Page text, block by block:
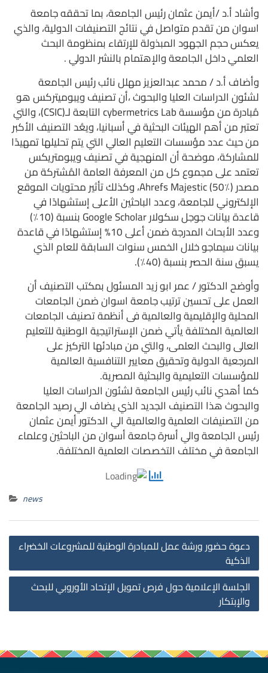
وأشاد أ.د /أيمن عثمان رئيس الجامعة، بما تحققه جامعة
اسوان من تقدم متواصل في نتائج التصنيفات الدولية، والذي
يعكس حجم الجهود المبذولة للإرتقاء بمنظومة البحث
العلمي داخل الجامعة والإهتمام بالنشر الدولي .
وأضاف أ.د / محمد عبدالعزيز مهلل نائب رئيس الجامعة
لشئون الدراسات العليا والبحوث ،أن تصنيفويبوميتركس هو
مُبادرة من مؤسسة cybermetrics Lab التابعة لـ(CSIC)، والتي
تعتبر من أهم الهيئات البحثية في أسبانيا، ويعُد التصنيف الأكبر
من حيث عدد مؤسسات التعليم العالي التي يتم تحليلها تمهيدًا
للمشاركة، موضحة أن المنهجية في تصنيف ويبومتريكس
تعتمد على مجموع كل من المعرفة العامة المُشتركة من
مصدر Ahrefs Majestic (50٪)، وكذلك تأثير محتويات الموقع
الإلكتروني للجامعة، وعدد الباحثين الأعلى إستشهادًا في
قاعدة بيانات جوجل سكولار Google Scholar بنسبة (10٪)
وعدد الأبحاث المدرجة ضمن أعلى 10% إستشهادًا في قاعدة
بيانات سيماجو خلال الخمس سنوات السابقة للعام الذي
يسبق سنة الحصر بنسبة (40٪).
وأوضح الدكتور / عمر ابو زيد المسئول بمكتب التصنيف أن
العمل على تحسين ترتيب جامعة اسوان ضمن الجامعات
المحلية والإقليمية والعالمية فى أنظمة تصنيف الجامعات
العالمية المختلفة يأتي ضمن الإستراتيجية الوطنية للتعليم
العالى والبحث العلمى، والتي من مبادئها التركيز على
المرجعية الدولية وتحقيق معايير التنافسية العالمية
للمؤسسات التعليمية والبحثية المصرية.
كما أهدي نائب رئيس الجامعة لشئون الدراسات العليا
والبحوث هذا التصنيف الجديد الذي يضاف الي رصيد الجامعة
من التصنيفات العلمية والعالمية الي الدكتور أيمن عثمان
رئيس الجامعة والي أسرة جامعة أسوان من الباحثين وعلماء
الجامعة في مختلف التخصصات العلمية المختلفة.
news
دعوة حضور ورشة عمل للمبادرة الوطنية للمشروعات الخضراء
الذكية
الجلسة الإعلامية حول فرص تمويل الإتحاد الأوروبي للبحث
والإبتكار